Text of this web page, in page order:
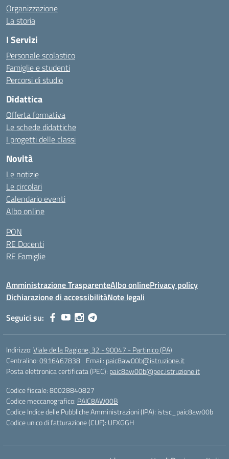
Organizzazione
La storia
I Servizi
Personale scolastico
Famiglie e studenti
Percorsi di studio
Didattica
Offerta formativa
Le schede didattiche
I progetti delle classi
Novità
Le notizie
Le circolari
Calendario eventi
Albo online
PON
RE Docenti
RE Famiglie
Amministrazione TrasparenteAlbo onlinePrivacy policy
Dichiarazione di accessibilitàNote legali
Seguici su:
Indirizzo:Viale della Ragione, 32 - 90047 - Partinico (PA)
Centralino:0916467838 Email: paic8aw00b@istruzione.it
Posta elettronica certificata (PEC): paic8aw00b@pec.istruzione.it
Codice fiscale: 80028840827
Codice meccanografico: PAIC8AW00B
Codice Indice delle Pubbliche Amministrazioni (IPA): istsc_paic8aw00b
Codice unico di fatturazione (CUF): UFXGGH